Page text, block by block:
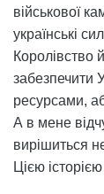
військової
українські
Королівство
забезпечити
ресурсами,
А в мене
вирішиться
Цією